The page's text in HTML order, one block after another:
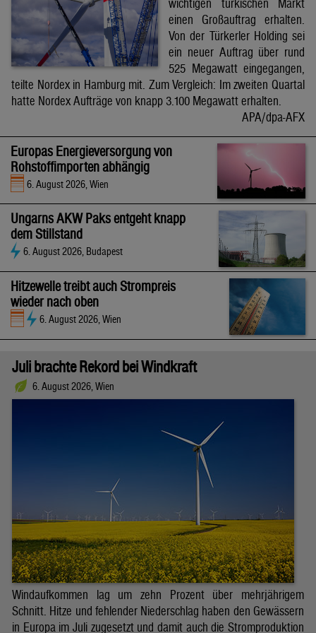
wichtigen türkischen Markt
einen Großauftrag erhalten.
Von der Türkerler Holding sei
ein neuer Auftrag über rund
525 Megawatt eingegangen,
teilte Nordex in Hamburg mit. Zum Vergleich: Im zweiten Quartal
hatte Nordex Aufträge von knapp 3.100 Megawatt erhalten.
APA/dpa-AFX
Europas Energieversorgung von
Rohstoffimporten abhängig
6. August 2026, Wien
Ungarns AKW Paks entgeht knapp
dem Stillstand
6. August 2026, Budapest
Hitzewelle treibt auch Strompreis
wieder nach oben
6. August 2026, Wien
Juli brachte Rekord bei Windkraft
6. August 2026, Wien
Windaufkommen lag um zehn Prozent über mehrjährigem
Schnitt. Hitze und fehlender Niederschlag haben den Gewässern
in Europa im Juli zugesetzt und damit auch die Stromproduktion